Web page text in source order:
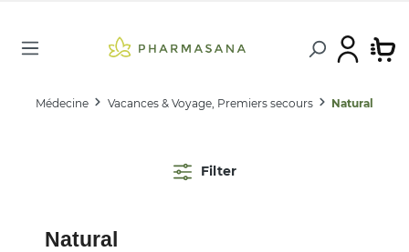
Médecine Vacances & Voyage, Premiers secours Natural
Filter
Natural